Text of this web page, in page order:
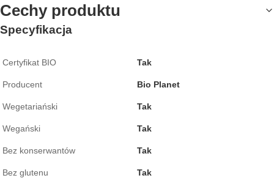
Cechy produktu
Specyfikacja
Certyfikat BIO Tak
Producent Bio Planet
Wegetariański Tak
Wegański Tak
Bez konserwantów Tak
Bez glutenu Tak